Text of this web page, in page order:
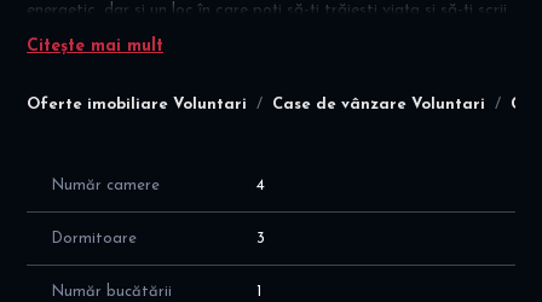
Oferte imobiliare Voluntari Case de vânzare Voluntari
energetic, dar și un loc în care poți să-ți trăiești viața și să-ți scrii
propria poveste. "A life story"
cauta liniste, natura, siguranta si acces rapid catre zona de
Detalii financiare: COMISION agentie = 0
600.000 euro + TVA21% pentru PF
Vila este construita in 2025 pe P+1E, cu suprafata utila totala
de 150 mp (125 mp + garaj de 25mp), cu o compartimentare
Citește mai mult
Număr camere 4
Dormitoare 3
Număr bucătării 1